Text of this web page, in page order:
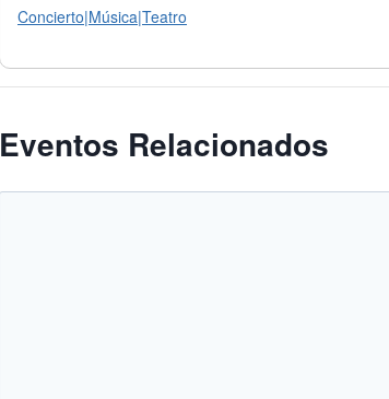
Concierto|Música|Teatro
Eventos Relacionados